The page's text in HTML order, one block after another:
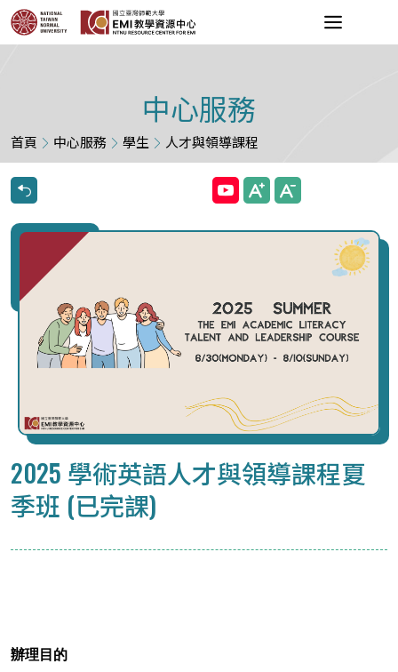
中心服務
首頁 中心服務 學生 人才與領導課程
2025 學術英語人才與領導課程夏
季班 (已完課)
辦理目的